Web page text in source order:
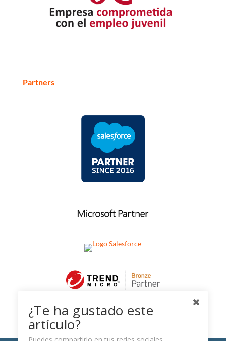
Partners
¿Te ha gustado este
artículo?